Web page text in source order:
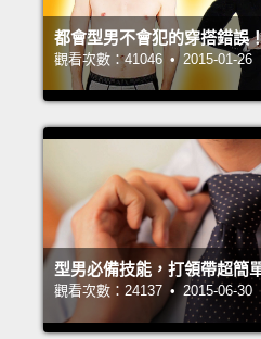
都會型男不會犯的穿搭錯誤
觀看次數：41046 • 2015-01-26
型男必備技能，打領帶超簡
觀看次數：24137 • 2015-06-30